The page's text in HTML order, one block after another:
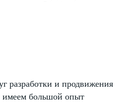
разработки и продвижения
имеем большой опыт